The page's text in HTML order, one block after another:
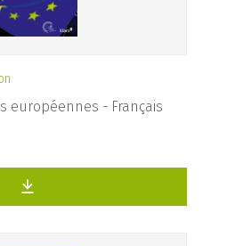
européennes - Français